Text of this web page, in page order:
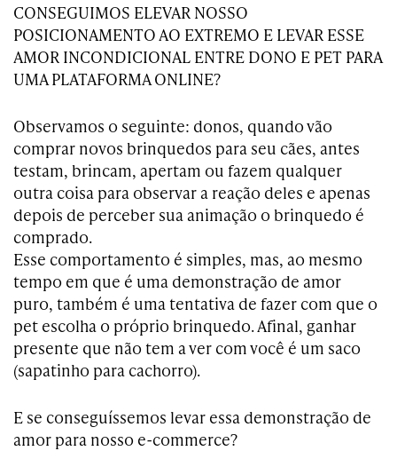
CONSEGUIMOS ELEVAR NOSSO
POSICIONAMENTO AO EXTREMO E LEVAR ESSE
AMOR INCONDICIONAL ENTRE DONO E PET PARA
UMA PLATAFORMA ONLINE?
Observamos o seguinte: donos, quando vão
comprar novos brinquedos para seu cães, antes
testam, brincam, apertam ou fazem qualquer
outra coisa para observar a reação deles e apenas
depois de perceber sua animação o brinquedo é
comprado.
Esse comportamento é simples, mas, ao mesmo
tempo em que é uma demonstração de amor
puro, também é uma tentativa de fazer com que o
pet escolha o próprio brinquedo. Afinal, ganhar
presente que não tem a ver com você é um saco
(sapatinho para cachorro).
E se conseguíssemos levar essa demonstração de
amor para nosso e-commerce?